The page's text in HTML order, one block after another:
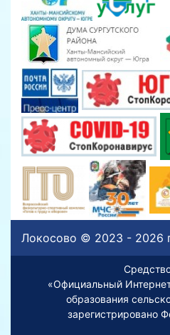
Локосово © 2023 - 2026
«Официальный
образования
зарегистрировано